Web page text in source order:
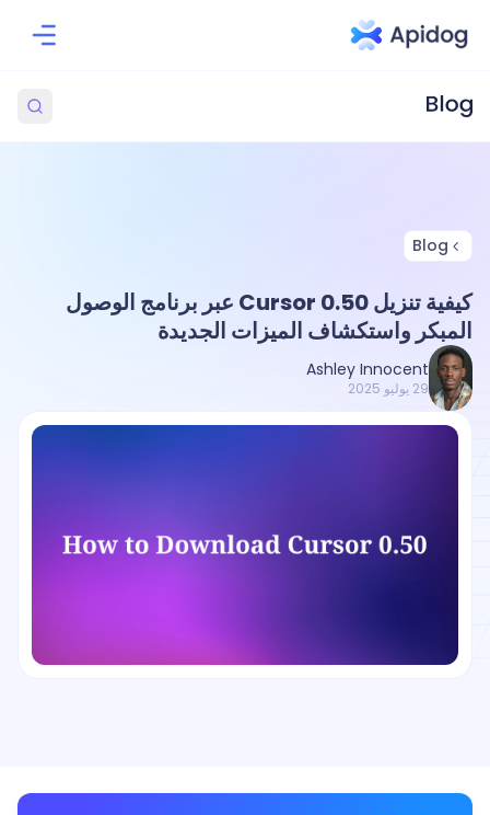
Blog
كيفية تنزيل Cursor 0.50 عبر برنامج الوصول
المبكر واستكشاف الميزات الجديدة
Ashley Innocent
29 يوليو 2025